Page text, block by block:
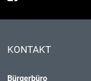
KONTAKT
Bürgerbüro